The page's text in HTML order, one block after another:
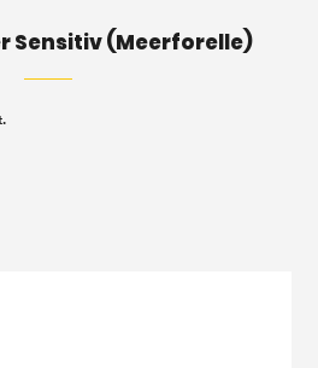
Sensitiv (Meerforelle)